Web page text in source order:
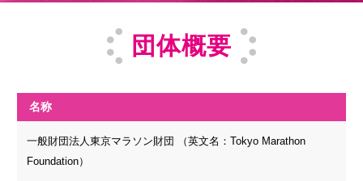
団体概要
名称
一般財団法人東京マラソン財団 （英文名：Tokyo Marathon
Foundation）